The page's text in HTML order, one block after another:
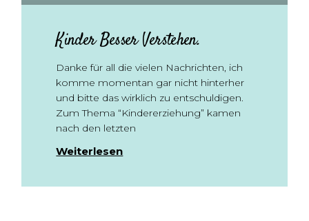
Kinder Besser Verstehen.
Danke für all die vielen Nachrichten, ich
komme momentan gar nicht hinterher
und bitte das wirklich zu entschuldigen.
Zum Thema “Kindererziehung” kamen
nach den letzten
Weiterlesen